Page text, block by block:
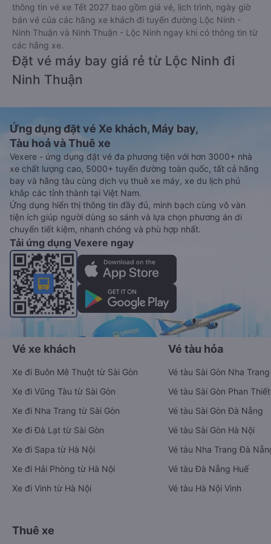
thông tin vé xe Tết 2027 bao gồm giá vé, lịch trình, ngày giờ
bán vé của các hãng xe khách đi tuyến đường Lộc Ninh -
Ninh Thuận và Ninh Thuận - Lộc Ninh ngay khi có thông tin từ
các hãng xe.
Đặt vé máy bay giá rẻ từ Lộc Ninh đi
Ninh Thuận
Ứng dụng đặt vé Xe khách, Máy bay,
Tàu hoả và Thuê xe
Vexere - ứng dụng đặt vé đa phương tiện với hơn 3000+ nhà
xe chất lượng cao, 5000+ tuyến đường toàn quốc, tất cả hãng
bay và hãng tàu cùng dịch vụ thuê xe máy, xe du lịch phủ
khắp các tỉnh thành tại Việt Nam.
Ứng dụng hiển thị thông tin đầy đủ, minh bạch cùng vô vàn
tiện ích giúp người dùng so sánh và lựa chọn phương án di
chuyển tiết kiệm, nhanh chóng và phù hợp nhất.
Tải ứng dụng Vexere ngay
Vé xe khách
Xe đi Buôn Mê Thuột từ Sài Gòn
Xe đi Vũng Tàu từ Sài Gòn
Xe đi Nha Trang từ Sài Gòn
Xe đi Đà Lạt từ Sài Gòn
Xe đi Sapa từ Hà Nội
Xe đi Hải Phòng từ Hà Nội
Xe đi Vinh từ Hà Nội
Vé tàu hỏa
Vé tàu Sài Gòn Nha Trang
Vé tàu Sài Gòn Phan Thiết
Vé tàu Sài Gòn Đà Nẵng
Vé tàu Sài Gòn Hà Nội
Vé tàu Nha Trang Đà
Vé tàu Đà Nẵng Huế
Vé tàu Hà Nội Vinh
Thuê xe